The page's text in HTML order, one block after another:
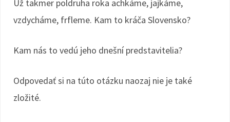
Už takmer poldruha roka achkáme, jajkáme,
vzdycháme, frfleme. Kam to kráča Slovensko?
Kam nás to vedú jeho dnešní predstavitelia?
Odpovedať si na túto otázku naozaj nie je také
zložité.